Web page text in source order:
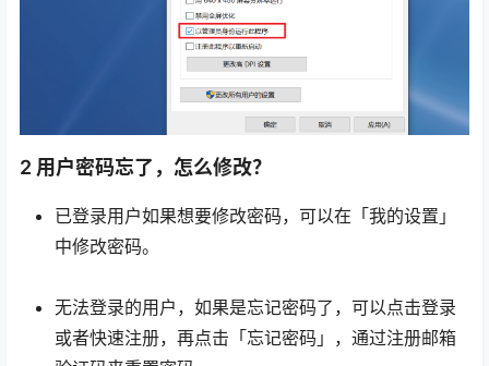
2 用户密码忘了，怎么修改？
已登录用户如果想要修改密码，可以在「我的设置」
中修改密码。
无法登录的用户，如果是忘记密码了，可以点击登录
或者快速注册，再点击「忘记密码」，通过注册邮箱